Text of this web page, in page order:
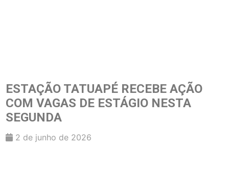
ESTAÇÃO TATUAPÉ RECEBE AÇÃO
COM VAGAS DE ESTÁGIO NESTA
SEGUNDA
2 de junho de 2026